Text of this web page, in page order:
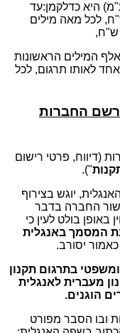
היא כדלקמן:עד
לכל מאה מילים
המילים הראשונות
לאותו תרגום, לכל
החברות
החברות (דיווח, פרטי רישום
").
יוגש בצירוף
החברה בדבר
באופן בולט לעין כי
המסמך באנגלית
יסורב.
בתרגום תקנון
מעברית לאנגלית
הוגנים.
ובו הסבר מפורט